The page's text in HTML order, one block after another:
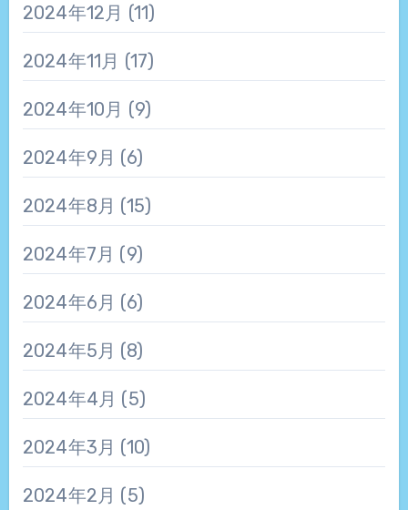
2024年12月 (11)
2024年11月 (17)
2024年10月 (9)
2024年9月 (6)
2024年8月 (15)
2024年7月 (9)
2024年6月 (6)
2024年5月 (8)
2024年4月 (5)
2024年3月 (10)
2024年2月 (5)